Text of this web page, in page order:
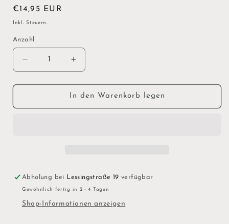
Normaler
Preis
€14,95 EUR
Inkl. Steuern.
Anzahl
Verringere
die
Menge
PhänoMINT:
Erhöhe
die
Menge
für
PhänoMINT:
In den Warenkorb legen
Abholung bei Lessingstraße 19 verfügbar
Gewöhnlich fertig in 2 - 4 Tagen
Shop-Informationen anzeigen